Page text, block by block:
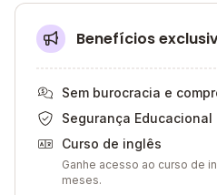
Benefícios
Sem burocracia e
Segurança Educacional
Curso de inglês
Ganhe acesso ao curso de
meses.